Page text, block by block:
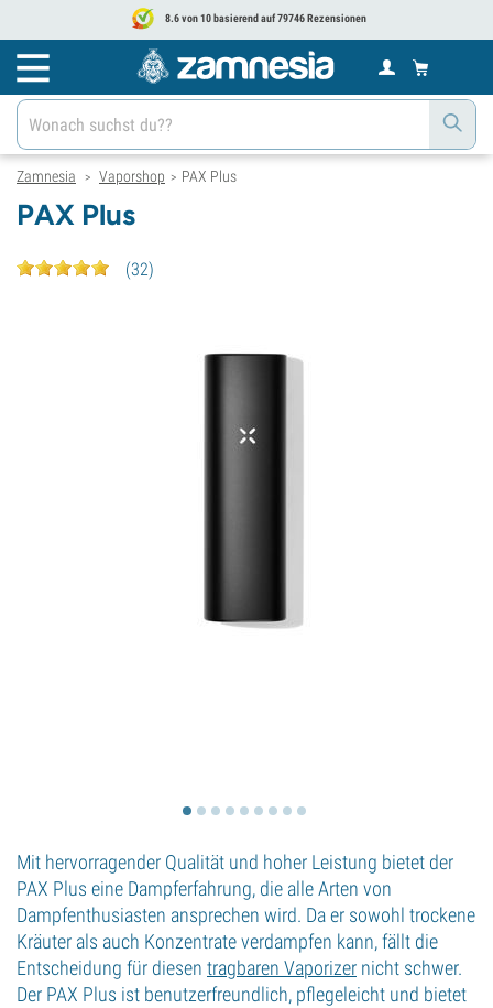
8.6 von 10 basierend auf 79746 Rezensionen
Zamnesia > Vaporshop > PAX Plus
PAX Plus
(32)
Mit hervorragender Qualität und hoher Leistung bietet der
PAX Plus eine Dampferfahrung, die alle Arten von
Dampfenthusiasten ansprechen wird. Da er sowohl trockene
Kräuter als auch Konzentrate verdampfen kann, fällt die
Entscheidung für diesen tragbaren Vaporizer nicht schwer.
Der PAX Plus ist benutzerfreundlich, pflegeleicht und bietet